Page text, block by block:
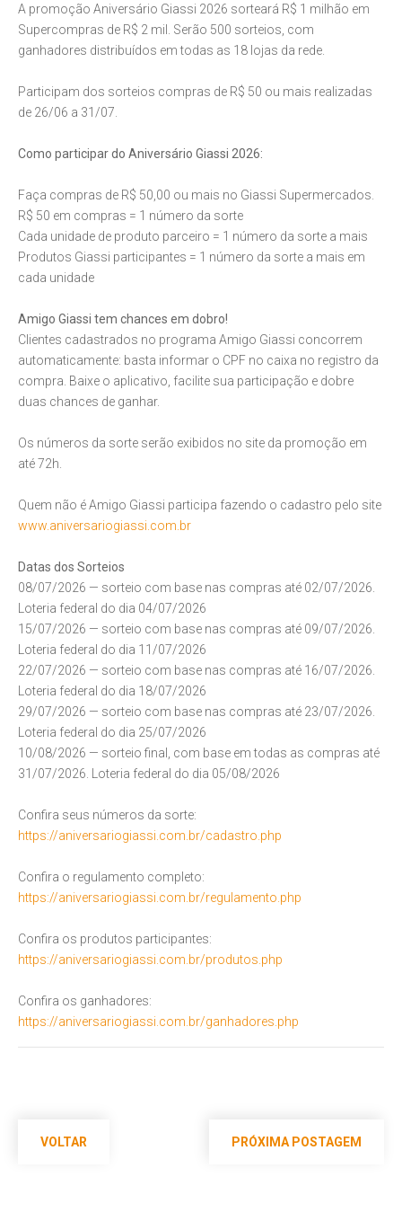
A promoção Aniversário Giassi 2026 sorteará R$ 1 milhão em
Supercompras de R$ 2 mil. Serão 500 sorteios, com
ganhadores distribuídos em todas as 18 lojas da rede.
Participam dos sorteios compras de R$ 50 ou mais realizadas
de 26/06 a 31/07.
Como participar do Aniversário Giassi 2026:
Faça compras de R$ 50,00 ou mais no Giassi Supermercados.
R$ 50 em compras = 1 número da sorte
Cada unidade de produto parceiro = 1 número da sorte a mais
Produtos Giassi participantes = 1 número da sorte a mais em
cada unidade
Amigo Giassi tem chances em dobro!
Clientes cadastrados no programa Amigo Giassi concorrem
automaticamente: basta informar o CPF no caixa no registro da
compra. Baixe o aplicativo, facilite sua participação e dobre
duas chances de ganhar.
Os números da sorte serão exibidos no site da promoção em
até 72h.
Quem não é Amigo Giassi participa fazendo o cadastro pelo site
www.aniversariogiassi.com.br
Datas dos Sorteios
08/07/2026 — sorteio com base nas compras até 02/07/2026.
Loteria federal do dia 04/07/2026
15/07/2026 — sorteio com base nas compras até 09/07/2026.
Loteria federal do dia 11/07/2026
22/07/2026 — sorteio com base nas compras até 16/07/2026.
Loteria federal do dia 18/07/2026
29/07/2026 — sorteio com base nas compras até 23/07/2026.
Loteria federal do dia 25/07/2026
10/08/2026 — sorteio final, com base em todas as compras até
31/07/2026. Loteria federal do dia 05/08/2026
Confira seus números da sorte:
https://aniversariogiassi.com.br/cadastro.php
Confira o regulamento completo:
https://aniversariogiassi.com.br/regulamento.php
Confira os produtos participantes:
https://aniversariogiassi.com.br/produtos.php
Confira os ganhadores:
https://aniversariogiassi.com.br/ganhadores.php
PRÓXIMA POSTAGEM
VOLTAR